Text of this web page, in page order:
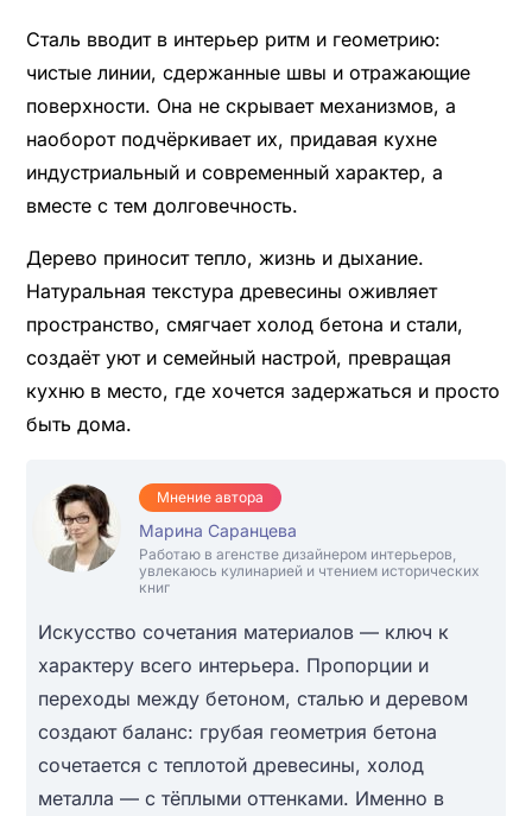
Сталь вводит в интерьер ритм и геометрию:
чистые линии, сдержанные швы и отражающие
поверхности. Она не скрывает механизмов, а
наоборот подчёркивает их, придавая кухне
индустриальный и современный характер, а
вместе с тем долговечность.
Дерево приносит тепло, жизнь и дыхание.
Натуральная текстура древесины оживляет
пространство, смягчает холод бетона и стали,
создаёт уют и семейный настрой, превращая
кухню в место, где хочется задержаться и просто
быть дома.
Мнение автора
Марина Саранцева
Работаю в агенстве дизайнером интерьеров,
увлекаюсь кулинарией и чтением исторических
книг
Искусство сочетания материалов — ключ к
характеру всего интерьера. Пропорции и
переходы между бетоном, сталью и деревом
создают баланс: грубая геометрия бетона
сочетается с теплотой древесины, холод
металла — с тёплыми оттенками. Именно в